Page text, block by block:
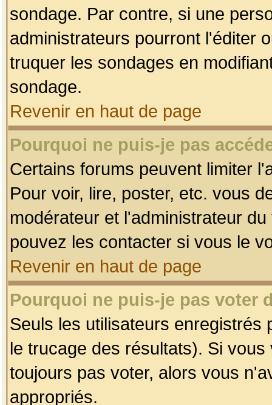
sondage. Par contre, si une
administrateurs pourront l'éditer
truquer les sondages en
sondage.
Revenir en haut de page
Pourquoi ne puis-je pas
Certains forums peuvent limiter
Pour voir, lire, poster, etc. vous
modérateur et l'administrateur
pouvez les contacter si vous le
Revenir en haut de page
Pourquoi ne puis-je pas voter
Seuls les utilisateurs enregistrés
le trucage des résultats). Si
toujours pas voter, alors vous
appropriés.